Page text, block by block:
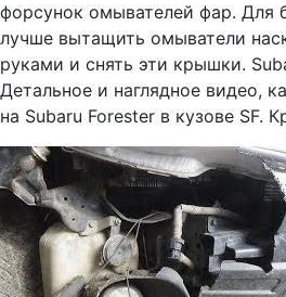
форсунок омывателей фар. Для
лучше вытащить омыватели
руками и снять эти крышки.
Детальное и наглядное видео,
на Subaru Forester в кузове SF.